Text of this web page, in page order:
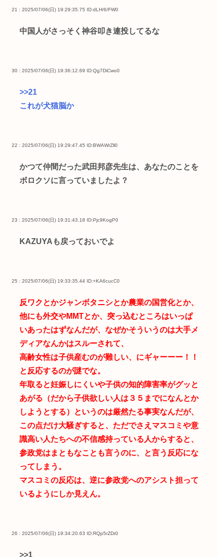
21 : 2025/07/06(日) 19:29:35.75 ID:dLH/6/FW0
中国人がさっそく神谷叩き連投してるな
30 : 2025/07/06(日) 19:36:12.69 ID:Qg7DiCwo0
>>21
これが犬猫脳か
22 : 2025/07/06(日) 19:29:47.45 ID:BWAWrZll0
かつて仲間だった武田邦彦先生は、あなたのことを
ボロクソに言っていましたよ？
23 : 2025/07/06(日) 19:31:43.18 ID:Pjc9KogP0
KAZUYAも戻っておいでよ
25 : 2025/07/06(日) 19:33:35.44 ID:+KA6cucC0
反ワクとかジャンボタニシとか農業の国営化とか、
他にも外交やMMTとか、突っ込むところはいっぱ
いあったはずなんだが、なぜかそういうのは大手メ
ディアなんかはスルーされて、
高齢女性は子供産むのが難しい、にギャーーー！！
と反応するのが謎でな。
年取ると妊娠しにくいや子供の知的障害率がグッと
あがる（だから子供欲しい人は３５までになんとか
しようとする）というのは厳然たる事実なんだが、
この点だけ大騒ぎすると、ただでさえマスコミや意
識高い人たちへの不信感持っている人からすると、
参政党はまともなことも言うのに、と言う反応にな
ってしまう。
マスコミの反応は、逆に参政党へのアシスト担って
いるようにしか見えん。
26 : 2025/07/06(日) 19:34:20.63 ID:RQp5rZDr0
>>1